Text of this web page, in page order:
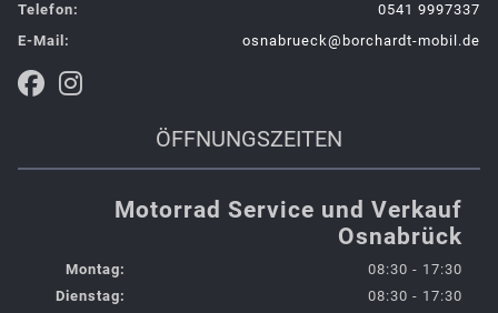
Telefon:
0541 9997337
E-Mail:
osnabrueck@borchardt-mobil.de
ÖFFNUNGSZEITEN
Motorrad Service und Verkauf
Osnabrück
Montag:
08:30 - 17:30
Dienstag:
08:30 - 17:30